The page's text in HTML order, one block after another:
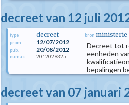
decreet van 12 juli
type decreet
prom. 12/07/2012
pub. 20/08/2012
numac 2012029325
bron ministerie
Decreet tot
eenheden
bepalingen
decreet van 07 januari